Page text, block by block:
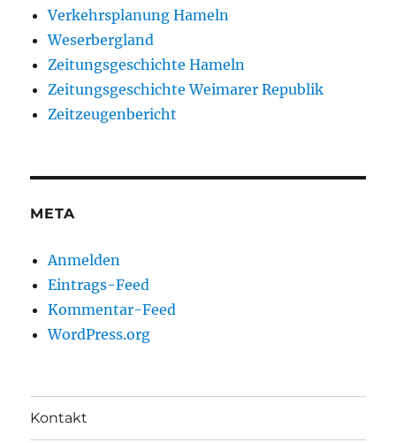
Verkehrsplanung Hameln
Weserbergland
Zeitungsgeschichte Hameln
Zeitungsgeschichte Weimarer Republik
Zeitzeugenbericht
META
Anmelden
Eintrags-Feed
Kommentar-Feed
WordPress.org
Kontakt